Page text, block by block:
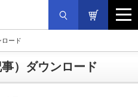
ロード
）ダウンロード